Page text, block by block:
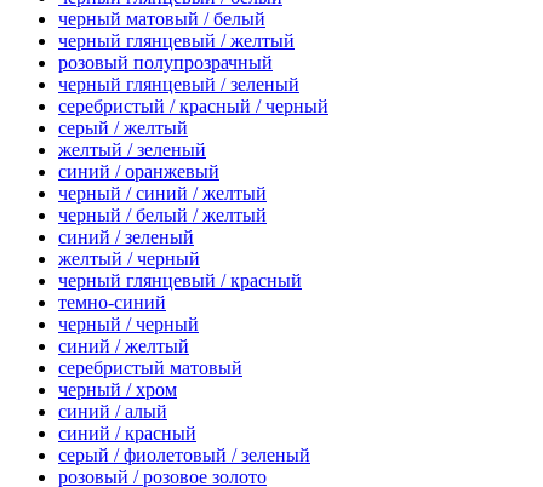
черный матовый / белый
черный глянцевый / желтый
розовый полупрозрачный
черный глянцевый / зеленый
серебристый / красный / черный
серый / желтый
желтый / зеленый
синий / оранжевый
черный / синий / желтый
черный / белый / желтый
синий / зеленый
желтый / черный
черный глянцевый / красный
темно-синий
черный / черный
синий / желтый
серебристый матовый
черный / хром
синий / алый
синий / красный
серый / фиолетовый / зеленый
розовый / розовое золото